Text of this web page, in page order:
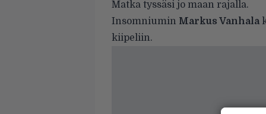
Matka tyssäsi jo maan rajalla.
Insomniumin Markus Vanhala
kiipeliin.